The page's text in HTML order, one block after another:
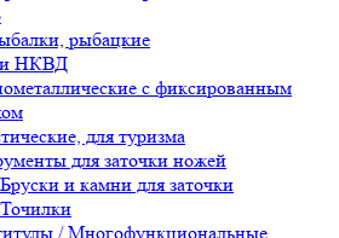
рыбацкие
НКВД
с фиксированным
для туризма
для заточки ножей
Бруски и камни для заточки
Точилки
/ Многофункциональные